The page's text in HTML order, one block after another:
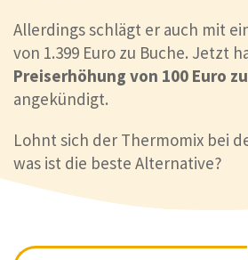
Allerdings schlägt er auch mit
von 1.399 Euro zu Buche. Jetzt
Preiserhöhung von 100 Euro
angekündigt.
Lohnt sich der Thermomix bei
was ist die beste Alternative?